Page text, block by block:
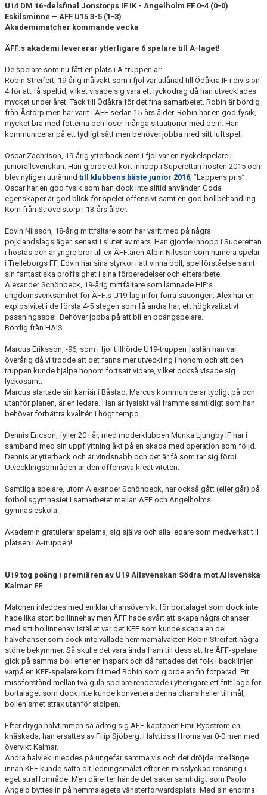
U14 DM 16-delsfinal Jonstorps IF IK - Ängelholm FF 0-4 (0-0)
Eskilsminne – ÄFF U15 3-5 (1-3)
Akademimatcher kommande vecka
ÄFF:s akademi levererar ytterligare 6 spelare till A-laget!
De spelare som nu fått en plats i A-truppen är:
Robin Streifert, 19-årig målvakt som i fjol var utlånad till Ödåkra IF i division
4 för att få speltid, vilket visade sig vara ett lyckodrag då han utvecklades
mycket under året. Tack till Ödåkra för det fina samarbetet. Robin är bördig
från Åstorp men har varit i ÄFF sedan 15-års ålder. Robin har en god fysik,
mycket bra med fötterna och löser många situationer med dem. Han
kommunicerar på ett tydligt sätt men behöver jobba med sitt luftspel.
Oscar Zachrison, 19-årig ytterback som i fjol var en nyckelspelare i
juniorallsvenskan. Han gjorde ett kort inhopp i Superettan hösten 2015 och
blev nyligen utnämnd till klubbens bäste junior 2016 , ”Lappens pris”.
Oscar har en god fysik som han dock inte alltid använder. Goda
egenskaper är god blick för spelet offensivt samt en god bollbehandling.
Kom från Strövelstorp i 13-års ålder.
Edvin Nilsson, 18-årig mittfältare som har varit med på några
pojklandslagsläger, senast i slutet av mars. Han gjorde inhopp i Superettan
i höstas och är yngre bror till ex-ÄFF:aren Albin Nilsson som numera spelar
i Trelleborgs FF. Edvin har sina styrkor i att vinna boll, spelförståelse samt
sin fantastiska proffsighet i sina förberedelser och efterarbete.
Alexander Schönbeck, 19-årig mittfältare som lämnade HIF:s
ungdomsverksamhet för ÄFF:s U19-lag inför förra säsongen. Alex har en
explosivitet i de första 4-5 stegen som få andra har, ett högkvalitativt
passningsspel. Behöver jobba på att bli en poängspelare.
Bördig från HAIS.
Marcus Eriksson, -96, som i fjol tillhörde U19-truppen fastän han var
överårig då vi trodde att det fanns mer utveckling i honom och att den
truppen kunde hjälpa honom fortsatt vidare, vilket också visade sig
lyckosamt.
Marcus startade sin karriär i Båstad. Marcus kommunicerar tydligt på och
utanför planen, är en ledare. Han är fysiskt väl framme samtidigt som han
behöver förbättra kvalitén i högt tempo.
Dennis Ericson, fyller 20 i år, med moderklubben Munka Ljungby IF har i
samband med sin uppflyttning åkt på en skada med operation som följd.
Dennis är ytterback och är vindsnabb och det är få som tar sig förbi.
Utvecklingsområden är den offensiva kreativiteten.
Samtliga spelare, utom Alexander Schönbeck, har också gått (eller går) på
fotbollsgymnasiet i samarbetet mellan ÄFF och Ängelholms
gymnasieskola.
Akademin gratulerar spelarna, sig själva och alla ledare som medverkat till
platsen i A-truppen!
U19 tog poäng i premiären av U19 Allsvenskan Södra mot Allsvenska
Kalmar FF
Matchen inleddes med en klar chansövervikt för bortalaget som dock inte
hade lika stort bollinnehav men ÄFF hade svårt att skapa några chanser
med sitt bollinnehav. Istället var det KFF som kunde skapa en del
halvchanser som dock inte vållade hemmamålvakten Robin Streifert några
större bekymmer. Så skulle det vara ända fram till dess att tre ÄFF-spelare
gick på samma boll efter en inspark och då fattades det folk i backlinjen
varpå en KFF-spelare kom fri med Robin som gjorde en fin fotparad. Ett
missförstånd mellan två gula spelare renderade i ytterligare ett fritt läge för
bortalaget som dock inte kunde konvertera denna chans heller till mål,
bollen smet strax utanför stolpen.
Efter dryga halvtimmen så ådrog sig ÄFF-kaptenen Emil Rydström en
knäskada, han ersattes av Filip Sjöberg. Halvtidssiffrorna var 0-0 men med
övervikt Kalmar.
Andra halvlek inleddes på ungefär samma vis och det dröjde inte länge
innan KFF kunde sätta dit ledningsmålet efter en misslyckad rensning i
eget straffområde. Men därefter hände det saker samtidigt som Paolo
Angelo byttes in på hemmalagets vänsterforwardsplats. Med sin enorma